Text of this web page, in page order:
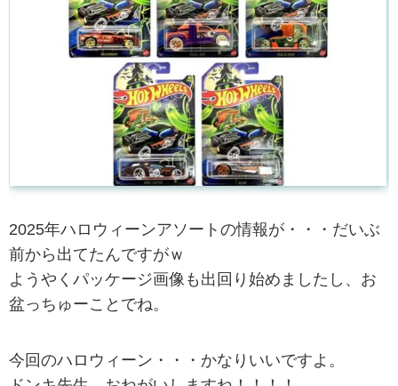
2025年ハロウィーンアソートの情報が・・・だいぶ
前から出てたんですがｗ
ようやくパッケージ画像も出回り始めましたし、お
盆っちゅーことでね。
今回のハロウィーン・・・かなりいいですよ。